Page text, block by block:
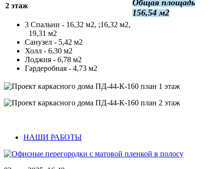
2 этаж
3 Спальни - 16,32 м2, ;16,32 м2,
19,31 м2
Санузел - 5,42 м2
Холл - 6,30 м2
Лоджия - 6,78 м2
Гардеробная - 4,73 м2
Общая площадь
156,54 м2
НАШИ РАБОТЫ